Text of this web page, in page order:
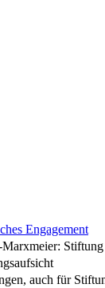
Engagement
Stiftung
auch für